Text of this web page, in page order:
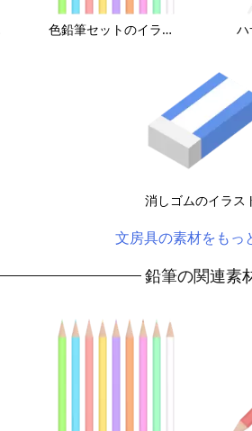
色鉛筆セットのイラスト ハ
消しゴムのイラス
文房具の素材をもっ
鉛筆の関連素